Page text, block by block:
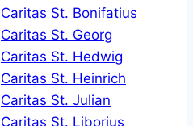
Caritas St. Bonifatius
Caritas St. Georg
Caritas St. Hedwig
Caritas St. Heinrich
Caritas St. Julian
Caritas St. Liborius